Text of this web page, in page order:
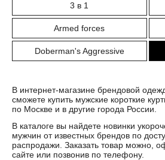
3 в 1
Armed forces
Doberman's Aggressive
В интернет-магазине брендовой
сможете купить мужские короткие
по Москве и в другие города России.
В каталоге вы найдете новинки
мужчин от известных брендов по
распродажи. Заказать товар можно,
сайте или позвонив по телефону.